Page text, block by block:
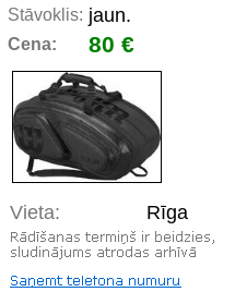
Stāvoklis: jaun.
Cena: 80 €
Vieta: Rīga